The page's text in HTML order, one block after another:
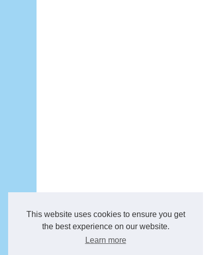
This website uses cookies to ensure you get
the best experience on our website.
Learn more